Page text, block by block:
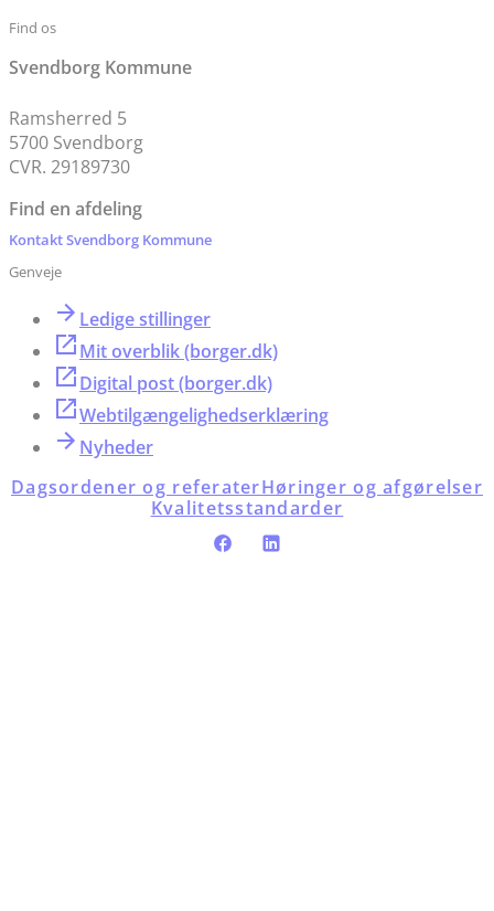
Find os
Svendborg Kommune
Ramsherred 5
5700 Svendborg
CVR. 29189730
Find en afdeling
Kontakt Svendborg Kommune
Genveje
Ledige stillinger
Mit overblik (borger.dk)
Digital post (borger.dk)
Webtilgængelighedserklæring
Nyheder
Dagsordener og referaterHøringer og afgørelser
Kvalitetsstandarder